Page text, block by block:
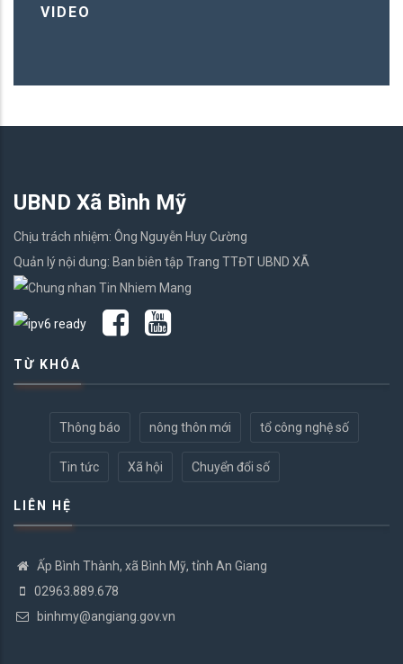
VIDEO
UBND Xã Bình Mỹ
Chịu trách nhiệm: Ông Nguyễn Huy Cường
Quản lý nội dung: Ban biên tập Trang TTĐT UBND XÃ
TỪ KHÓA
Thông báo nông thôn mới tổ công nghệ số
Tin tức Xã hội Chuyển đổi số
LIÊN HỆ
Ấp Bình Thành, xã Bình Mỹ, tỉnh An Giang
02963.889.678
binhmy@angiang.gov.vn